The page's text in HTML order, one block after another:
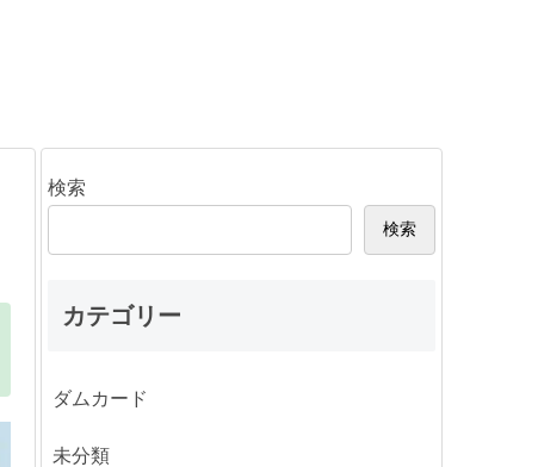
検索
検索
カテゴリー
ダムカード
未分類